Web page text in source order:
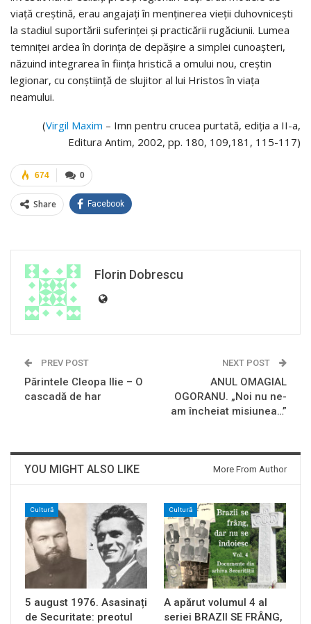
viaţă creştină, erau angajaţi în menţinerea vieţii duhovniceşti
la stadiul suportării suferinţei şi practicării rugăciunii. Lumea
temniţei ardea în dorinţa de depăşire a simplei cunoaşteri,
năzuind integrarea în fiinţa hristică a omului nou, creştin
legionar, cu conştiinţă de slujitor al lui Hristos în viaţa
neamului.
(Virgil Maxim – Imn pentru crucea purtată, ediția a II-a,
Editura Antim, 2002, pp. 180, 109,181, 115-117)
0
674
Share Facebook
Florin Dobrescu
PREV POST
Părintele Cleopa Ilie – O
cascadă de har
NEXT POST
ANUL OMAGIAL
OGORANU. „Noi nu ne-
am încheiat misiunea…”
YOU MIGHT ALSO LIKE More From Author
Cultură
5 august 1976. Asasinați
de Securitate: preotul
Cultură
A apărut volumul 4 al
seriei BRAZII SE FRÂNG,